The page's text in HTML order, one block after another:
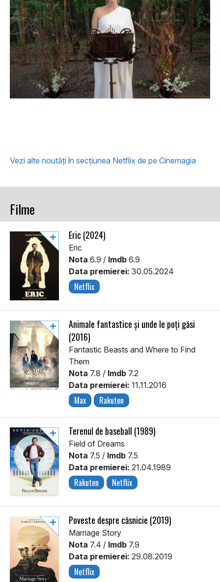
Vezi alte noutăți în secțiunea Netflix de pe Cinemagia
Filme
Eric (2024)
Eric
Nota 6.9 / Imdb 6.9
Data premierei: 30.05.2024
Netflix
Animale fantastice și unde le poți găsi
(2016)
Fantastic Beasts and Where to Find
Them
Nota 7.8 / Imdb 7.2
Data premierei: 11.11.2016
Max Rakuten
Terenul de baseball (1989)
Field of Dreams
Nota 7.5 / Imdb 7.5
Data premierei: 21.04.1989
Rakuten Netflix
Poveste despre căsnicie (2019)
Marriage Story
Nota 7.4 / Imdb 7.9
Data premierei: 29.08.2019
Netflix